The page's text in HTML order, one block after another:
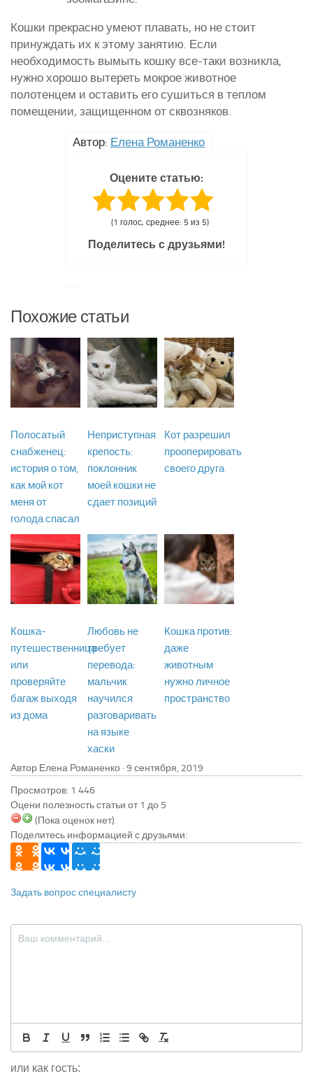
Кошки прекрасно умеют плавать, но не стоит
принуждать их к этому занятию. Если
необходимость вымыть кошку все-таки возникла,
нужно хорошо вытереть мокрое животное
полотенцем и оставить его сушиться в теплом
помещении, защищенном от сквозняков.
Автор: Елена Романенко
Оцените статью:
(1 голос, среднее: 5 из 5)
Поделитесь с друзьями!
Похожие статьи
Полосатый
снабженец:
история о том,
как мой кот
меня от
голода спасал
Неприступная
крепость:
поклонник
моей кошки не
сдает позиций
Кот разрешил
прооперировать
своего друга
Кошка-
путешественница
или
проверяйте
багаж выходя
из дома
Любовь не
требует
перевода:
мальчик
научился
разговаривать
на языке
хаски
Кошка против:
даже
животным
нужно личное
пространство
Автор Елена Романенко ·
Просмотров: 1 446
Оцени полезность статьи от 1 до 5
(Пока оценок нет)
Поделитесь информацией с друзьями:
Задать вопрос специалисту
или как гость: